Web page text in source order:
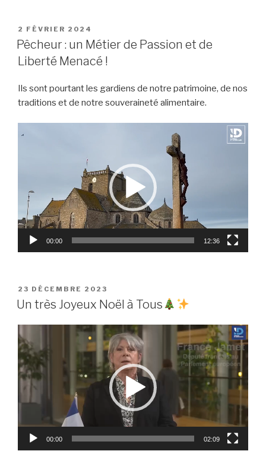
PUBLIÉ
LE
2 FÉVRIER 2024
Pêcheur : un Métier de Passion et de
Liberté Menacé !
Ils sont pourtant les gardiens de notre patrimoine, de nos
traditions et de notre souveraineté alimentaire.
00:00 12:36
PUBLIÉ
LE
23 DÉCEMBRE 2023
Un très Joyeux Noël à Tous
vidéo
00:00 02:09